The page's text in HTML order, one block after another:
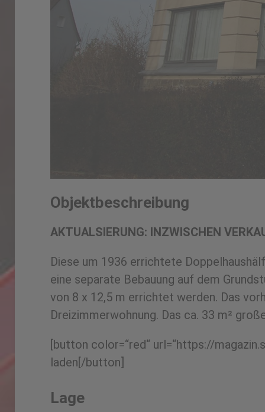
Objektbeschreibung
AKTUALSIERUNG: INZWISCHEN
Diese um 1936 errichtete
eine separate Bebauung auf dem
von 8 x 12,5 m errichtet werden. Das
Dreizimmerwohnung. Das ca. 33 m²
[button color=“red“ url=“https://
laden[/button]
Lage